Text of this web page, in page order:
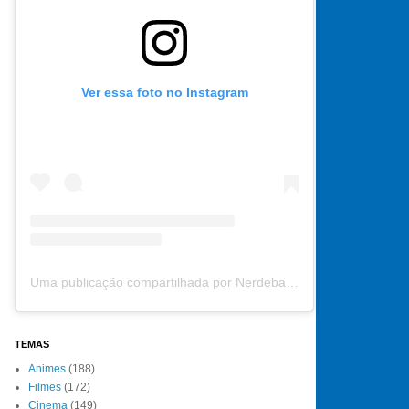
Ver essa foto no Instagram
TEMAS
Animes (188)
Filmes (172)
Cinema (149)